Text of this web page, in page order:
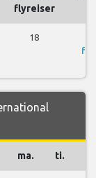
flyreiser
18
ma. ti.